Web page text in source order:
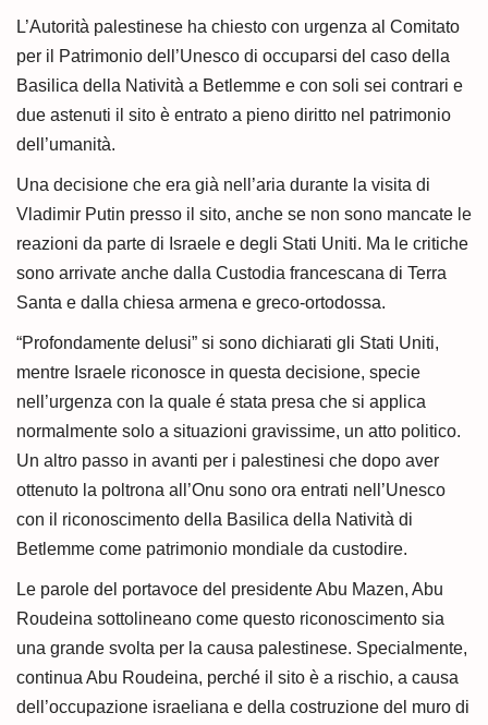
L’Autorità palestinese ha chiesto con urgenza al Comitato
per il Patrimonio dell’Unesco di occuparsi del caso della
Basilica della Natività a Betlemme e con soli sei contrari e
due astenuti il sito è entrato a pieno diritto nel patrimonio
dell’umanità.
Una decisione che era già nell’aria durante la visita di
Vladimir Putin presso il sito, anche se non sono mancate le
reazioni da parte di Israele e degli Stati Uniti. Ma le critiche
sono arrivate anche dalla Custodia francescana di Terra
Santa e dalla chiesa armena e greco-ortodossa.
“Profondamente delusi” si sono dichiarati gli Stati Uniti,
mentre Israele riconosce in questa decisione, specie
nell’urgenza con la quale é stata presa che si applica
normalmente solo a situazioni gravissime, un atto politico.
Un altro passo in avanti per i palestinesi che dopo aver
ottenuto la poltrona all’Onu sono ora entrati nell’Unesco
con il riconoscimento della Basilica della Natività di
Betlemme come patrimonio mondiale da custodire.
Le parole del portavoce del presidente Abu Mazen, Abu
Roudeina sottolineano come questo riconoscimento sia
una grande svolta per la causa palestinese. Specialmente,
continua Abu Roudeina, perché il sito è a rischio, a causa
dell’occupazione israeliana e della costruzione del muro di